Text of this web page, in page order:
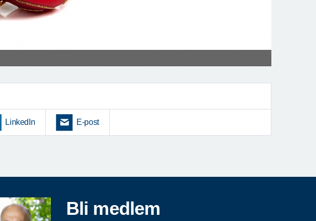
LinkedIn E-post
Bli medlem